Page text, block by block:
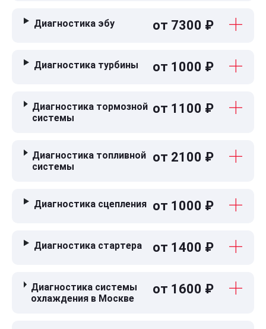
Диагностика эбу от 7300 ₽
Диагностика турбины от 1000 ₽
Диагностика тормозной
системы
от 1100 ₽
Диагностика топливной
системы
от 2100 ₽
Диагностика сцепления от 1000 ₽
Диагностика стартера от 1400 ₽
Диагностика системы
охлаждения в Москве
от 1600 ₽